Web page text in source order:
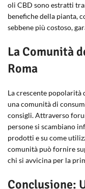
oli CBD sono estratti
benefiche della pianta,
sebbene più costoso,
La Comunità
Roma
La crescente popolarità
una comunità di
consigli. Attraverso
persone si scambiano
prodotti e su come
comunità può fornire
chi si avvicina per la
Conclusione: